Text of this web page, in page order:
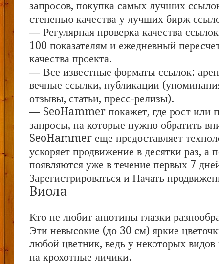
запросов, покупка самых лучших
степенью качества у лучших бирж
— Регулярная проверка качества
100 показателям и ежедневный
качества проекта.
— Все известные форматы ссылок:
вечные ссылки, публикации
отзывы, статьи, пресс-релизы).
— SeoHammer покажет, где рост или
запросы, на которые нужно обратить
SeoHammer еще предоставляет
ускоряет продвижение в десятки раз, а
появляются уже в течение первых 7
Зарегистрироваться и Начать
Виола
Кто не любит анютины глазки
Эти невысокие (до 30 см) яркие
любой цветник, ведь у некоторых
на крохотные личики.